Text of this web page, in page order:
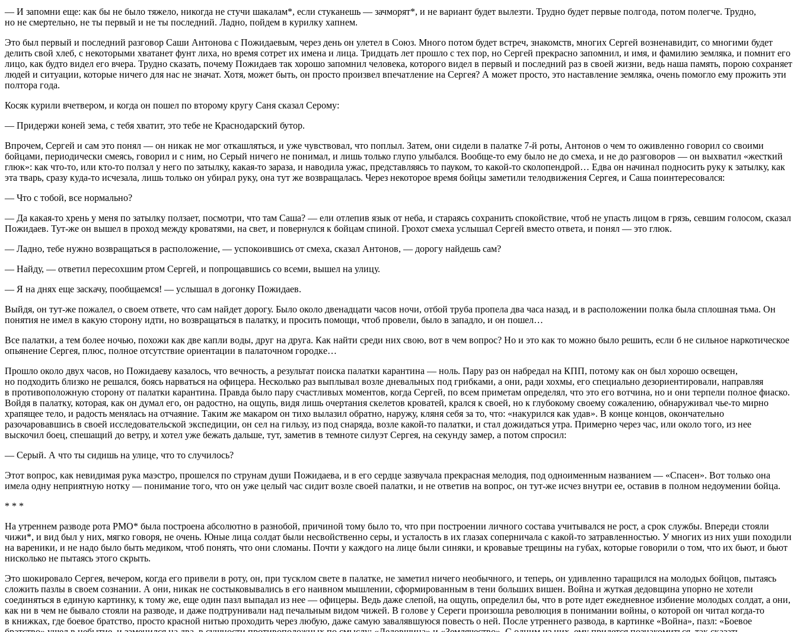
— И запомни еще: как бы не было тяжело, никогда не стучи шакалам*, если стуканешь — зачморят*, и не вариант будет вылезти. Трудно будет первые полгода, потом полегче. Трудно,
но не смертельно, не ты первый и не ты последний. Ладно, пойдем в курилку хапнем.
Это был первый и последний разговор Саши Антонова с Пожидаевым, через день он улетел в Союз. Много потом будет встреч, знакомств, многих Сергей возненавидит, со многими будет
делить свой хлеб, с некоторыми хватанет фунт лиха, но время сотрет их имена и лица. Тридцать лет прошло с тех пор, но Сергей прекрасно запомнил, и имя, и фамилию земляка, и помнит его
лицо, как будто видел его вчера. Трудно сказать, почему Пожидаев так хорошо запомнил человека, которого видел в первый и последний раз в своей жизни, ведь наша память, порою сохраняет
людей и ситуации, которые ничего для нас не значат. Хотя, может быть, он просто произвел впечатление на Сергея? А может просто, это наставление земляка, очень помогло ему прожить эти
полтора года.
Косяк курили вчетвером, и когда он пошел по второму кругу Саня сказал Серому:
— Придержи коней зема, с тебя хватит, это тебе не Краснодарский бутор.
Впрочем, Сергей и сам это понял — он никак не мог откашляться, и уже чувствовал, что поплыл. Затем, они сидели в палатке 7-й роты, Антонов о чем то оживленно говорил со своими
бойцами, периодически смеясь, говорил и с ним, но Серый ничего не понимал, и лишь только глупо улыбался. Вообще-то ему было не до смеха, и не до разговоров — он выхватил «жесткий
глюк»: как что-то, или кто-то ползал у него по затылку, какая-то зараза, и наводила ужас, представляясь то пауком, то какой-то сколопендрой… Едва он начинал подносить руку к затылку, как
эта тварь, сразу куда-то исчезала, лишь только он убирал руку, она тут же возвращалась. Через некоторое время бойцы заметили телодвижения Сергея, и Саша поинтересовался:
— Что с тобой, все нормально?
— Да какая-то хрень у меня по затылку ползает, посмотри, что там Саша? — ели отлепив язык от неба, и стараясь сохранить спокойствие, чтоб не упасть лицом в грязь, севшим голосом, сказал
Пожидаев. Тут-же он вышел в проход между кроватями, на свет, и повернулся к бойцам спиной. Грохот смеха услышал Сергей вместо ответа, и понял — это глюк.
— Ладно, тебе нужно возвращаться в расположение, — успокоившись от смеха, сказал Антонов, — дорогу найдешь сам?
— Найду, — ответил пересохшим ртом Сергей, и попрощавшись со всеми, вышел на улицу.
— Я на днях еще заскачу, пообщаемся! — услышал в догонку Пожидаев.
Выйдя, он тут-же пожалел, о своем ответе, что сам найдет дорогу. Было около двенадцати часов ночи, отбой труба пропела два часа назад, и в расположении полка была сплошная тьма. Он
понятия не имел в какую сторону идти, но возвращаться в палатку, и просить помощи, чтоб провели, было в западло, и он пошел…
Все палатки, а тем более ночью, похожи как две капли воды, друг на друга. Как найти среди них свою, вот в чем вопрос? Но и это как то можно было решить, если б не сильное наркотическое
опьянение Сергея, плюс, полное отсутствие ориентации в палаточном городке…
Прошло около двух часов, но Пожидаеву казалось, что вечность, а результат поиска палатки карантина — ноль. Пару раз он набредал на КПП, потому как он был хорошо освещен,
но подходить близко не решался, боясь нарваться на офицера. Несколько раз выплывал возле дневальных под грибками, а они, ради хохмы, его специально дезориентировали, направляя
в противоположную сторону от палатки карантина. Правда было пару счастливых моментов, когда Сергей, по всем приметам определял, что это его вотчина, но и они терпели полное фиаско.
Войдя в палатку, которая, как он думал его, он радостно, на ощупь, видя лишь очертания скелетов кроватей, крался к своей, но к глубокому своему сожалению, обнаруживал чье-то мирно
храпящее тело, и радость менялась на отчаяние. Таким же макаром он тихо вылазил обратно, наружу, кляня себя за то, что: «накурился как удав». В конце концов, окончательно
разочаровавшись в своей исследовательской экспедиции, он сел на гильзу, из под снаряда, возле какой-то палатки, и стал дожидаться утра. Примерно через час, или около того, из нее
выскочил боец, спешащий до ветру, и хотел уже бежать дальше, тут, заметив в темноте силуэт Сергея, на секунду замер, а потом спросил:
— Серый. А что ты сидишь на улице, что то случилось?
Этот вопрос, как невидимая рука маэстро, прошелся по струнам души Пожидаева, и в его сердце зазвучала прекрасная мелодия, под одноименным названием — «Спасен». Вот только она
имела одну неприятную нотку — понимание того, что он уже целый час сидит возле своей палатки, и не ответив на вопрос, он тут-же исчез внутри ее, оставив в полном недоумении бойца.
* * *
На утреннем разводе рота РМО* была построена абсолютно в разнобой, причиной тому было то, что при построении личного состава учитывался не рост, а срок службы. Впереди стояли
чижи*, и вид был у них, мягко говоря, не очень. Юные лица солдат были несвойственно серы, и усталость в их глазах соперничала с какой-то затравленностью. У многих из них уши походили
на вареники, и не надо было быть медиком, чтоб понять, что они сломаны. Почти у каждого на лице были синяки, и кровавые трещины на губах, которые говорили о том, что их бьют, и бьют
нисколько не пытаясь этого скрыть.
Это шокировало Сергея, вечером, когда его привели в роту, он, при тусклом свете в палатке, не заметил ничего необычного, и теперь, он удивленно таращился на молодых бойцов, пытаясь
сложить пазлы в своем сознании. А они, никак не состыковывались в его наивном мышлении, сформированным в тени больших вишен. Война и жуткая дедовщина упорно не хотели
соединяться в единую картинку, к тому же, еще один пазл выпадал из нее — офицеры. Ведь даже слепой, на ощупь, определил бы, что в роте идет ежедневное избиение молодых солдат, а они,
как ни в чем не бывало стояли на разводе, и даже подтрунивали над печальным видом чижей. В голове у Сереги произошла революция в понимании войны, о которой он читал когда-то
в книжках, где боевое братство, просто красной нитью проходить через любую, даже самую завалявшуюся повесть о ней. После утреннего развода, в картинке «Война», пазл: «Боевое